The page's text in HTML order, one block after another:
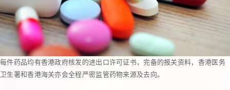
每件药品均有香港政府核发的进出口许可证书，完备的报关资料，香港医务
卫生署和香港海关亦会全程严密监管药物来源及去向。